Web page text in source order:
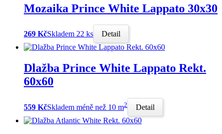
Mozaika Prince White Lappato 30x30
269 KčSkladem 22 ks Detail
Dlažba Prince White Lappato Rekt.
60x60
559 KčSkladem méně než 10 m2 Detail